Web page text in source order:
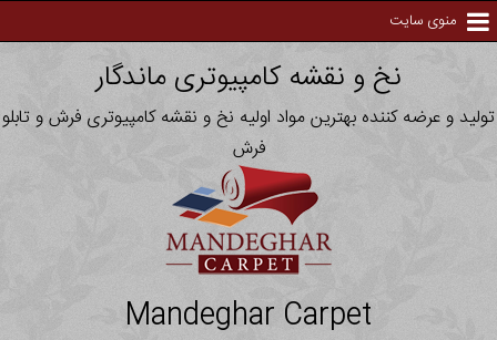
منوی سایت
نخ و نقشه کامپیوتری ماندگار
تولید و عرضه کننده بهترین مواد اولیه نخ و نقشه کامپیوتری فرش و تابلو
فرش
Mandeghar Carpet